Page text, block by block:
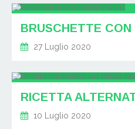
27 Luglio 2020
10 Luglio 2020